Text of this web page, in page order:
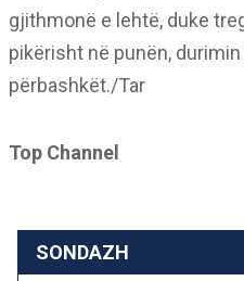
gjithmonë e lehtë, duke
pikërisht në punën,
përbashkët./Tar
Top Channel
SONDAZH